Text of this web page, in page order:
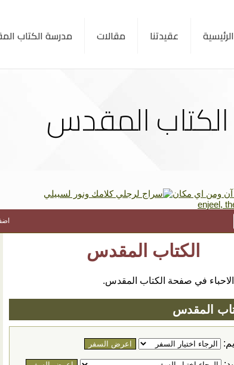
الرئيسية عقيدتنا مقالات مدرسة الكتاب
الكتاب المقدس